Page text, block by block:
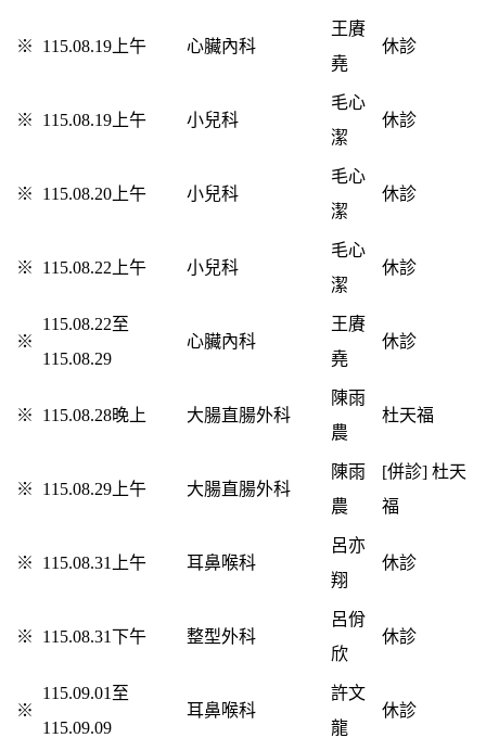
※ 115.08.19上午 心臟內科
王賡
堯
休診
※ 115.08.19上午 小兒科
毛心
潔
休診
※ 115.08.20上午 小兒科
毛心
潔
休診
※ 115.08.22上午 小兒科
毛心
潔
休診
※
115.08.22至
115.08.29
心臟內科
王賡
堯
休診
※ 115.08.28晚上 大腸直腸外科
陳雨
農
杜天福
※ 115.08.29上午 大腸直腸外科
陳雨
農
[併診] 杜天
福
※ 115.08.31 上午 耳鼻喉科
呂亦
翔
休診
※ 115.08.31下午 整型外科
呂佾
欣
休診
※
115.09.01至
115.09.09
耳鼻喉科
許文
龍
休診